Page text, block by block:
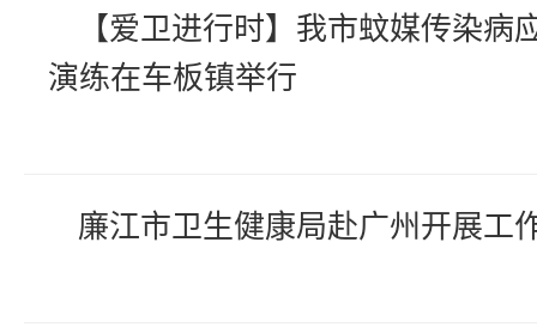
【爱卫进行时】我市蚊媒传染病
演练在车板镇举行
廉江市卫生健康局赴广州开展工